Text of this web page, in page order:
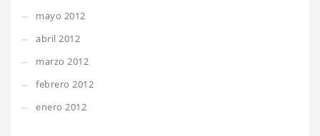
mayo 2012
abril 2012
marzo 2012
febrero 2012
enero 2012